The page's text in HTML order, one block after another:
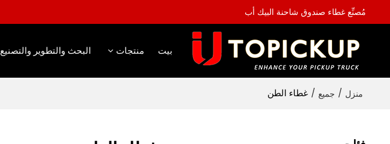
مُصنِّع غطاء صندوق شاحنة البيك أب
بيت منتجات البحث والتطوير والتصنيع
منزل / جميع / غطاء الطن